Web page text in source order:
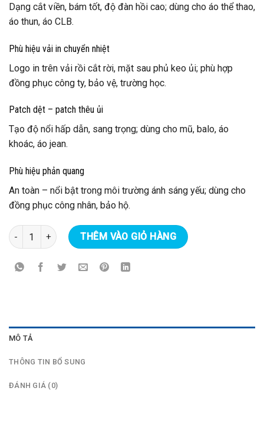
Dạng cắt viền, bám tốt, độ đàn hồi cao; dùng cho áo thể thao,
áo thun, áo CLB.
Phù hiệu vải in chuyển nhiệt
Logo in trên vải rồi cắt rời, mặt sau phủ keo ủi; phù hợp
đồng phục công ty, bảo vệ, trường học.
Patch dệt – patch thêu ủi
Tạo độ nổi hấp dẫn, sang trọng; dùng cho mũ, balo, áo
khoác, áo jean.
Phù hiệu phản quang
An toàn – nổi bật trong môi trường ánh sáng yếu; dùng cho
đồng phục công nhân, bảo hộ.
In logo phù hiệu ủi lên áo số lượng
THÊM VÀO GIỎ HÀNG
MÔ TẢ
THÔNG TIN BỔ SUNG
ĐÁNH GIÁ (0)